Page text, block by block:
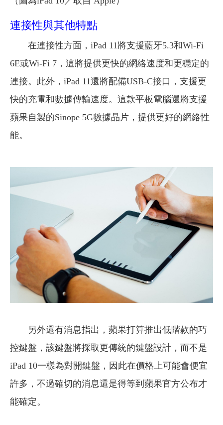
連接性與其他特點
在連接性方面，iPad 11將支援藍牙5.3和Wi-Fi
6E或Wi-Fi 7，這將提供更快的網絡速度和更穩定的
連接。此外，iPad 11還將配備USB-C接口，支援更
快的充電和數據傳輸速度。這款平板電腦還將支援
蘋果自製的Sinope 5G數據晶片，提供更好的網絡性
能。
另外還有消息指出，蘋果打算推出低階款的巧
控鍵盤，該鍵盤將採取更傳統的鍵盤設計，而不是
iPad 10一樣為對開鍵盤，因此在價格上可能會便宜
許多，不過確切的消息還是得等到蘋果官方公布才
能確定。